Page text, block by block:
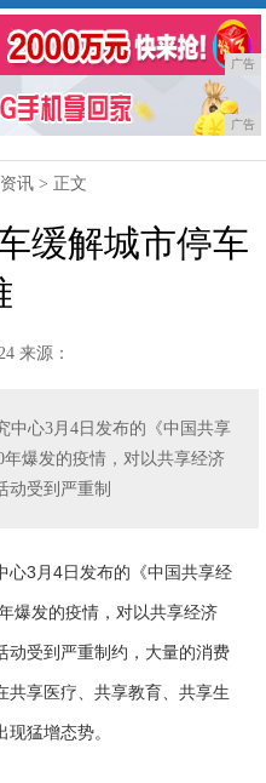
广告
广告
资讯 > 正文
缓解城市停车
来源：
中心3月4日发布的《中国共享
年爆发的疫情，对以共享经济
动受到严重制
心3月4日发布的《中国共享经
爆发的疫情，对以共享经济
动受到严重制约，大量的消费
共享医疗、共享教育、共享生
猛增态势。